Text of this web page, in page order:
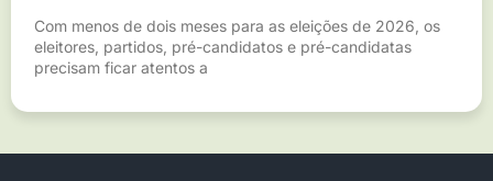
Com menos de dois meses para as eleições de 2026, os
eleitores, partidos, pré-candidatos e pré-candidatas
precisam ficar atentos a